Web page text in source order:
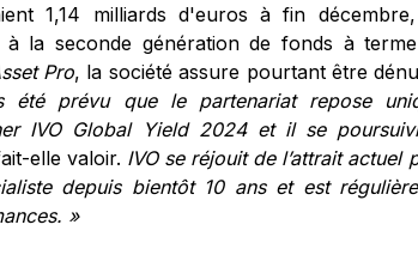
1,14 milliards d'euros à fin
à la seconde génération de fonds à
Pro, la société assure pourtant être
été prévu que le partenariat repose
IVO Global Yield 2024 et il se
elle valoir. IVO se réjouit de l’attrait
depuis bientôt 10 ans et est
»